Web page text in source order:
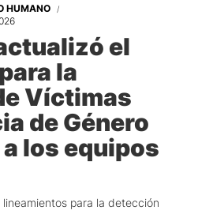
HUMANO
el
la
Víctimas
de Género
los equipos
para la detección